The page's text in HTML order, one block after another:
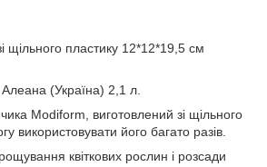
щільного пластику 12*12*19,5 см
(Україна) 2,1 л.
Modiform, виготовлений зі щільного
використовувати його багато разів.
квіткових рослин і розсади